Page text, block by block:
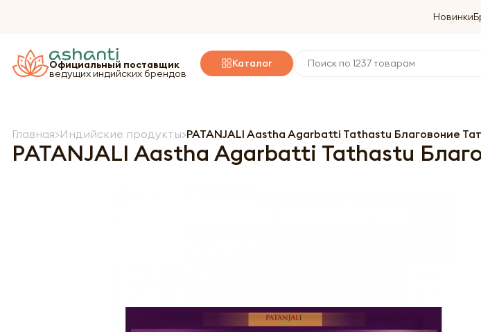
Новинки
Официальный поставщик
ведущих индийских брендов
Каталог
Главная Индийские продукты PATANJALI Aastha Agarbatti Tathastu Благовоние
PATANJALI Aastha Agarbatti Tathastu